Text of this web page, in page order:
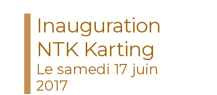
Inauguration
NTK Karting
Le samedi 17 juin
2017